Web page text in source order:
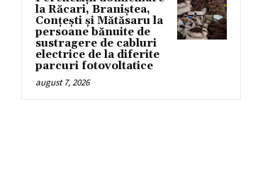
la Răcari, Braniștea,
Conțești și Mătăsaru la
persoane bănuite de
sustragere de cabluri
electrice de la diferite
parcuri fotovoltatice
august 7, 2026